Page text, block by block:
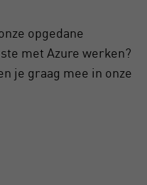
opgedane
met Azure werken?
je graag mee in onze